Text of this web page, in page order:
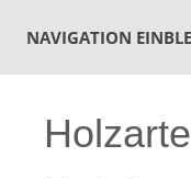
NAVIGATION